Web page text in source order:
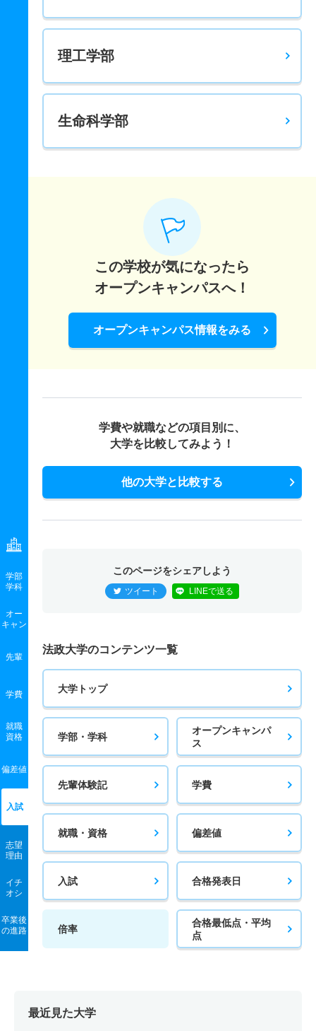
学部
学科
オー
キャン
先輩
学費
就職
資格
偏差値
入試
志望
理由
イチ
オシ
卒業後
の進路
理工学部
生命科学部
この学校が気になったら
オープンキャンパスへ！
オープンキャンパス情報をみる
学費や就職などの項目別に、
大学を比較してみよう！
他の大学と比較する
このページをシェアしよう
ツイート LINEで送る
法政大学のコンテンツ一覧
大学トップ
学部・学科
オープンキャンパ
ス
先輩体験記 学費
就職・資格 偏差値
入試 合格発表日
倍率
合格最低点・平均
点
最近見た大学